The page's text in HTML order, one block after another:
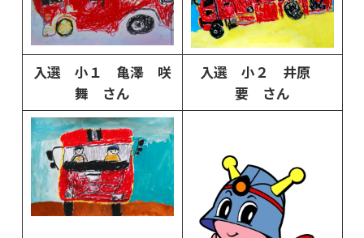
入選 小１ 亀澤 咲
舞 さん
入選 小２ 井原
要 さん